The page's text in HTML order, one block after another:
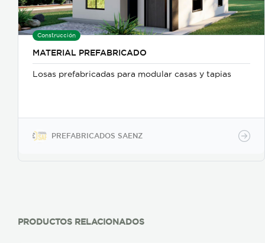
Construcción
MATERIAL PREFABRICADO
Losas prefabricadas para modular casas y tapias
PREFABRICADOS SAENZ
PRODUCTOS RELACIONADOS